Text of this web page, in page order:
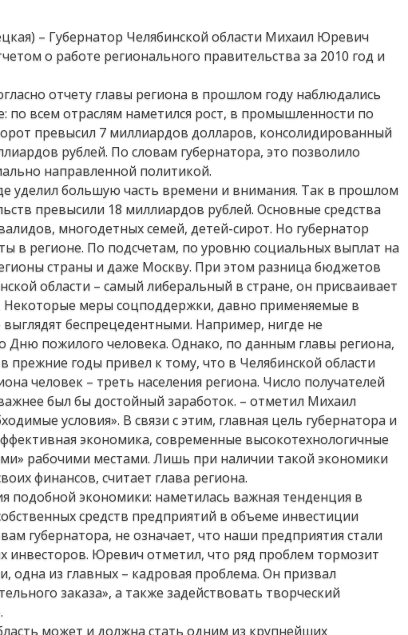
– Губернатор Челябинской области Михаил Юревич
о работе регионального правительства за 2010 год и
отчету главы региона в прошлом году наблюдались
по всем отраслям наметился рост, в промышленности по
превысил 7 миллиардов долларов, консолидированный
рублей. По словам губернатора, это позволило
направленной политикой.
уделил большую часть времени и внимания. Так в прошлом
превысили 18 миллиардов рублей. Основные средства
многодетных семей, детей-сирот. Но губернатор
в регионе. По подсчетам, по уровню социальных выплат на
страны и даже Москву. При этом разница бюджетов
области – самый либеральный в стране, он присваивает
Некоторые меры соцподдержки, давно применяемые в
беспрецедентными. Например, нигде не
Дню пожилого человека. Однако, по данным главы региона,
прежние годы привел к тому, что в Челябинской области
человек – треть населения региона. Число получателей
был бы достойный заработок. – отметил Михаил
условия». В связи с этим, главная цель губернатора и
экономика, современные высокотехнологичные
рабочими местами. Лишь при наличии такой экономики
финансов, считает глава региона.
подобной экономики: наметилась важная тенденция в
средств предприятий в объеме инвестиции
губернатора, не означает, что наши предприятия стали
инвесторов. Юревич отметил, что ряд проблем тормозит
одна из главных – кадровая проблема. Он призвал
заказа», а также задействовать творческий
может и должна стать одним из крупнейших